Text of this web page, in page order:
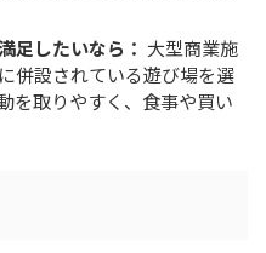
足したいなら： 大型商業施
併設されている遊び場を選
を取りやすく、食事や買い